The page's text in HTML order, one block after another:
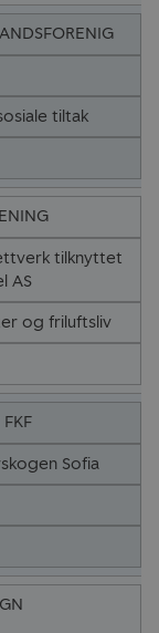
tiltak
tilknyttet
AS
og friluftsliv
Sofia